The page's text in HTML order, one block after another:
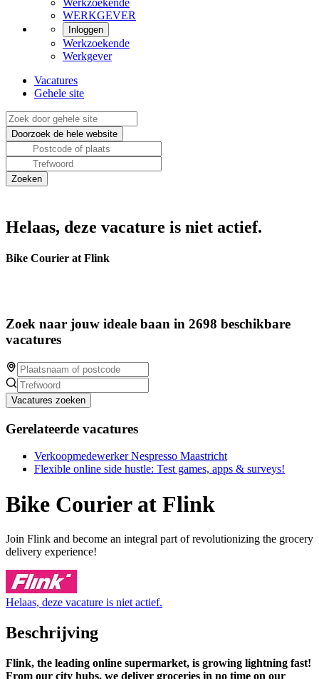
Werkzoekende
WERKGEVER
Inloggen
Werkzoekende
Werkgever
Vacatures
Gehele site
Helaas, deze vacature is niet actief.
Bike Courier at Flink
Zoek naar jouw ideale baan in 2698 beschikbare
vacatures
Vacatures zoeken
Gerelateerde vacatures
Verkoopmedewerker Nespresso Maastricht
Flexible online side hustle: Test games, apps & surveys!
Bike Courier at Flink
Join Flink and become an integral part of revolutionizing the grocery
delivery experience!
Helaas, deze vacature is niet actief.
Beschrijving
Flink, the leading online supermarket, is growing lightning fast!
From our city hubs, we deliver groceries in no time on our